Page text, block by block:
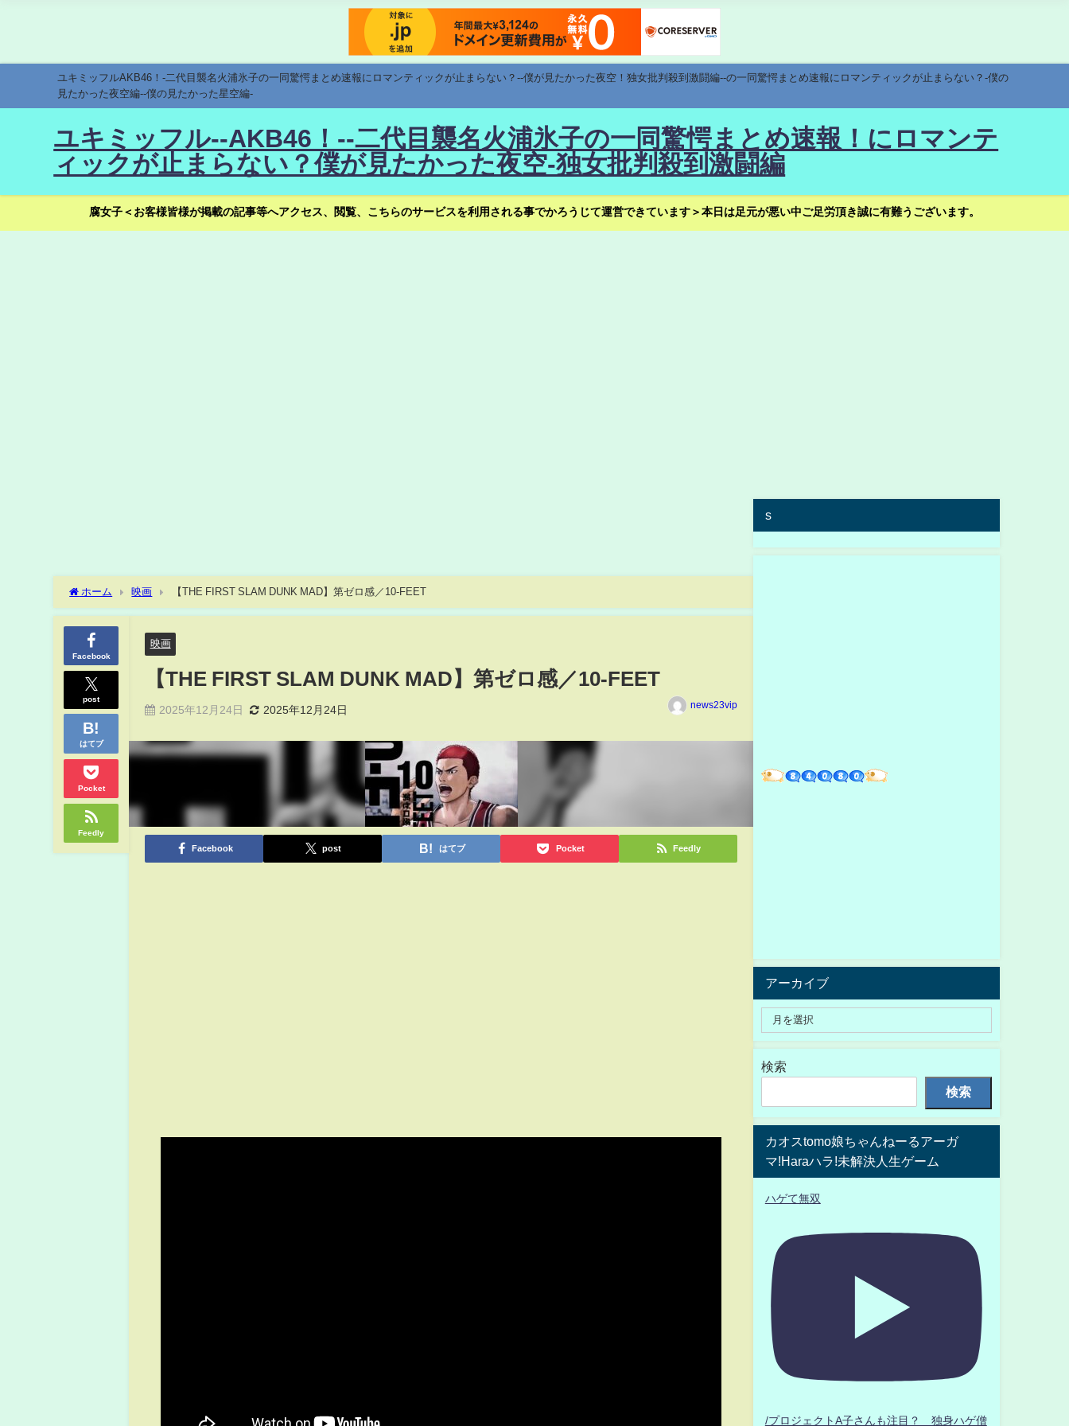
ユキミッフルAKB46！-二代目襲名火浦氷子の一同驚愕まとめ速報にロマンティックが止まらない？--僕が見たかった夜空！独女批判殺到激闘編--の一同驚愕まとめ速報にロマンティックが止まらない？-僕の
見たかった夜空編--僕の見たかった星空編-
ユキミッフル--AKB46！--二代目襲名火浦氷子の一同驚愕まとめ速報！にロマンテ
ィックが止まらない？僕が見たかった夜空-独女批判殺到激闘編
腐女子＜お客様皆様が掲載の記事等へアクセス、閲覧、こちらのサービスを利用される事でかろうじて運営できています＞本日は足元が悪い中ご足労頂き誠に有難うございます。
ホーム 映画 【THE FIRST SLAM DUNK MAD】第ゼロ感／10-FEET
Facebook
post
はてブ
Pocket
Feedly
映画
【THE FIRST SLAM DUNK MAD】第ゼロ感／10-FEET
2025年12月24日 2025年12月24日 news23vip
Facebook post はてブ Pocket Feedly
s
アーカイブ
検索
検索
カオスtomo娘ちゃんねーるアーガ
マ!Haraハラ!未解決人生ゲーム
ハゲて無双
/プロジェクトA子さんも注目？ 独身ハゲ僧